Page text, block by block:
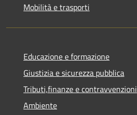
Mobilità e trasporti
Educazione e formazione
Giustizia e sicurezza pubblica
Tributi,finanze e contravvenzioni
Ambiente